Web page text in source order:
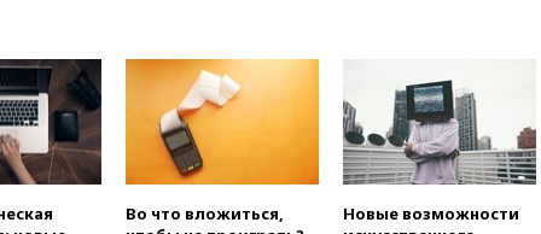
сокращении товарооборота
России и Армении на две
Президент ФИФА
сохранить пост
Во что вложиться,
Новые возможности